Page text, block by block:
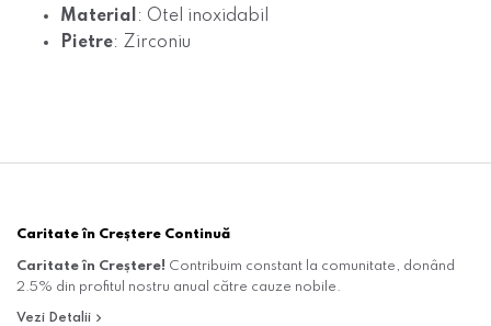
Material : Otel inoxidabil
Pietre: Zirconiu
Caritate în Creștere Continuă
Caritate în Creștere! Contribuim constant la comunitate, donând
2.5% din profitul nostru anual către cauze nobile.
Vezi Detalii